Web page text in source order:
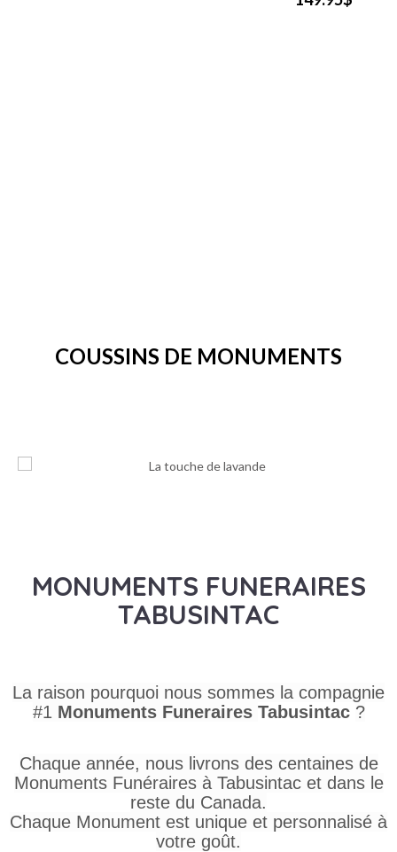
COUSSINS DE MONUMENTS
MONUMENTS FUNERAIRES
TABUSINTAC
La raison pourquoi nous sommes la compagnie
#1 Monuments Funeraires Tabusintac ?
Chaque année, nous livrons des centaines de
Monuments Funéraires à Tabusintac et dans le
reste du Canada.
Chaque Monument est unique et personnalisé à
votre goût.